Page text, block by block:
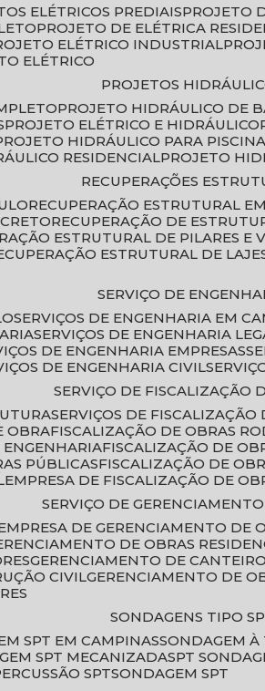
ELÉTRICOS PREDIAIS PROJETO
PROJETO DE ELÉTRICA
ELÉTRICO INDUSTRIAL
ELÉTRICO
PROJETOS
PROJETO HIDRÁULICO DE
PROJETO ELÉTRICO E HIDRÁULICO
PROJETO HIDRÁULICO PARA PISCINA
RESIDENCIAL
PROJETO
RECUPERAÇÕES
RECUPERAÇÃO ESTRUTURAL
RECUPERAÇÃO DE
ESTRUTURAL DE PILARES E
ESTRUTURAL DE
SERVIÇO DE
SERVIÇOS DE ENGENHARIA EM
SERVIÇOS DE ENGENHARIA
DE ENGENHARIA EMPRESAS
DE ENGENHARIA CIVIL
SERVIÇO DE FISCALIZAÇÃO
SERVIÇOS DE FISCALIZAÇÃO
OBRA FISCALIZAÇÃO DE OBRAS
ENGENHARIA FISCALIZAÇÃO DE
PÚBLICAS
FISCALIZAÇÃO DE
EMPRESA DE FISCALIZAÇÃO DE
SERVIÇO DE
EMPRESA DE GERENCIAMENTO DE
DE OBRAS
GERENCIAMENTO DE
CIVIL
GERENCIAMENTO DE
SONDAGENS TIPO
SPT EM CAMPINAS SONDAGEM
SPT MECANIZADA SPT
SPT SONDAGEM SPT